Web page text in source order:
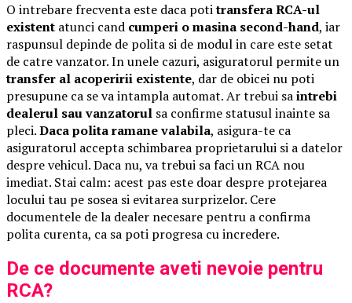
O intrebare frecventa este daca potitransfera RCA-ul
existent atunci cand cumperi o masina second-hand, iar
raspunsul depinde de polita si de modul in care este setat
de catre vanzator. In unele cazuri, asiguratorul permite un
transfer al acoperirii existente, dar de obicei nu poti
presupune ca se va intampla automat. Ar trebui saintrebi
dealerul sau vanzatorul sa confirme statusul inainte sa
pleci.Daca polita ramane valabila, asigura-te ca
asiguratorul accepta schimbarea proprietarului si a datelor
despre vehicul. Daca nu, va trebui sa faci un RCA nou
imediat. Stai calm: acest pas este doar despre protejarea
locului tau pe sosea si evitarea surprizelor. Cere
documentele de la dealer necesare pentru a confirma
polita curenta, ca sa poti progresa cu incredere.
De ce documente aveti nevoie pentru
RCA?